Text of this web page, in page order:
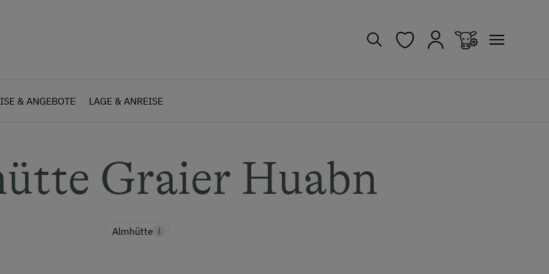
& ANGEBOTE LAGE & ANREISE
Graier Huabn
Almhütte